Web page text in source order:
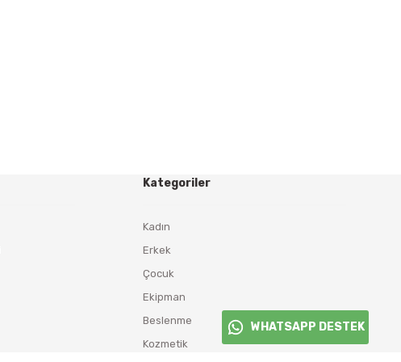
Kategoriler
Kadın
Erkek
Çocuk
Ekipman
Beslenme
Kozmetik
WHATSAPP DESTEK